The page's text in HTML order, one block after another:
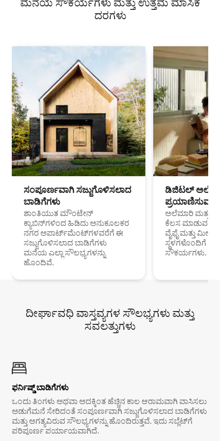
ದರಗಳು
ಸಂಪೂರ್ಣವಾಗಿ ಸಜ್ಜುಗೊಳಿಸಲಾದ
ಬಾಡಿಗೆಗಳು
ಶಾಂತಿಯುತ ಮೌಂಟೇನ್
ಕ್ಯಾಬಿನ್‌ಗಳಿಂದ ಹಿಡಿದು ಅನುಕೂಲಕರ
ನಗರ ಅಪಾರ್ಟ್‌ಮೆಂಟ್‌ಗಳವರೆಗೆ ಈ
ಸಜ್ಜುಗೊಳಿಸಲಾದ ಬಾಡಿಗೆಗಳು
ಮನೆಯ ಎಲ್ಲಾ ಸೌಲಭ್ಯಗಳನ್ನು
ಹೊಂದಿವೆ.
ಡಿಜಿಟಲ್
ಪ್ರಯಾಣಿಸುವ
ಅಲೆಮಾರಿ ಮತ್ತು
ಕೆಲಸ ಮಾಡುವ
ವೈಫೈ ಮತ್ತು
ಸ್ಥಳಗಳೊಂದಿಗೆ
ಸೌಕರ್ಯಗಳು.
ದೀರ್ಘಾವಧಿ ವಾಸ್ತವ್ಯಗಳ ಸೌಲಭ್ಯಗಳು ಮತ್ತು
ಸವಲತ್ತುಗಳು
ಫರ್ನಿಷ್ಡ್ ಬಾಡಿಗೆಗಳು
ಒಂದು ತಿಂಗಳು ಅಥವಾ ಅದಕ್ಕಿಂತ ಹೆಚ್ಚಿನ ಕಾಲ ಆರಾಮವಾಗಿ ವಾಸಿಸಲು
ಅಡುಗೆಮನೆ ಸೇರಿದಂತೆ ಸಂಪೂರ್ಣವಾಗಿ ಸಜ್ಜುಗೊಳಿಸಲಾದ ಬಾಡಿಗೆಗಳು
ಮತ್ತು ಅಗತ್ಯವಿರುವ ಸೌಲಭ್ಯಗಳನ್ನು ಹೊಂದಿರುತ್ತವೆ. ಇದು ಸಬ್ಲೆಟ್‌ಗೆ
ಪರಿಪೂರ್ಣ ಪರ್ಯಾಯವಾಗಿದೆ.